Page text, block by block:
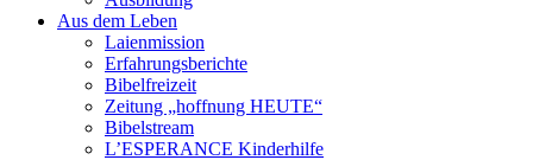
Aus dem Leben
Laienmission
Erfahrungsberichte
Bibelfreizeit
Zeitung „hoffnung HEUTE“
Bibelstream
L’ESPERANCE Kinderhilfe